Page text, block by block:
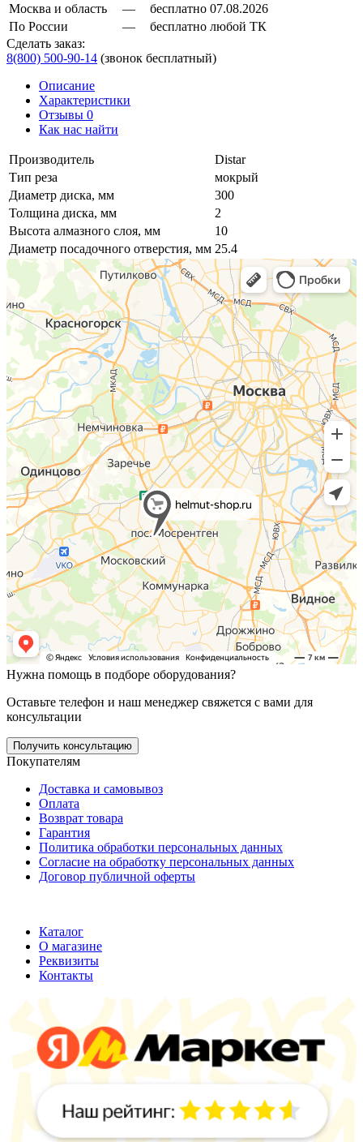
Москва и область
—
бесплатно 07.08.2026
По России
—
бесплатно любой ТК
Сделать заказ:
8(800) 500-90-14 (звонок бесплатный)
Описание
Характеристики
Отзывы 0
Как нас найти
Производитель
Distar
Тип реза
мокрый
Диаметр диска, мм
300
Толщина диска, мм
2
Высота алмазного слоя, мм
10
Диаметр посадочного отверстия, мм 25.4
Нужна помощь в подборе оборудования?
Оставьте телефон и наш менеджер свяжется с вами для
консультации
Получить консультацию
Покупателям
Доставка и самовывоз
Оплата
Возврат товара
Гарантия
Политика обработки персональных данных
Согласие на обработку персональных данных
Договор публичной оферты
Каталог
О магазине
Реквизиты
Контакты